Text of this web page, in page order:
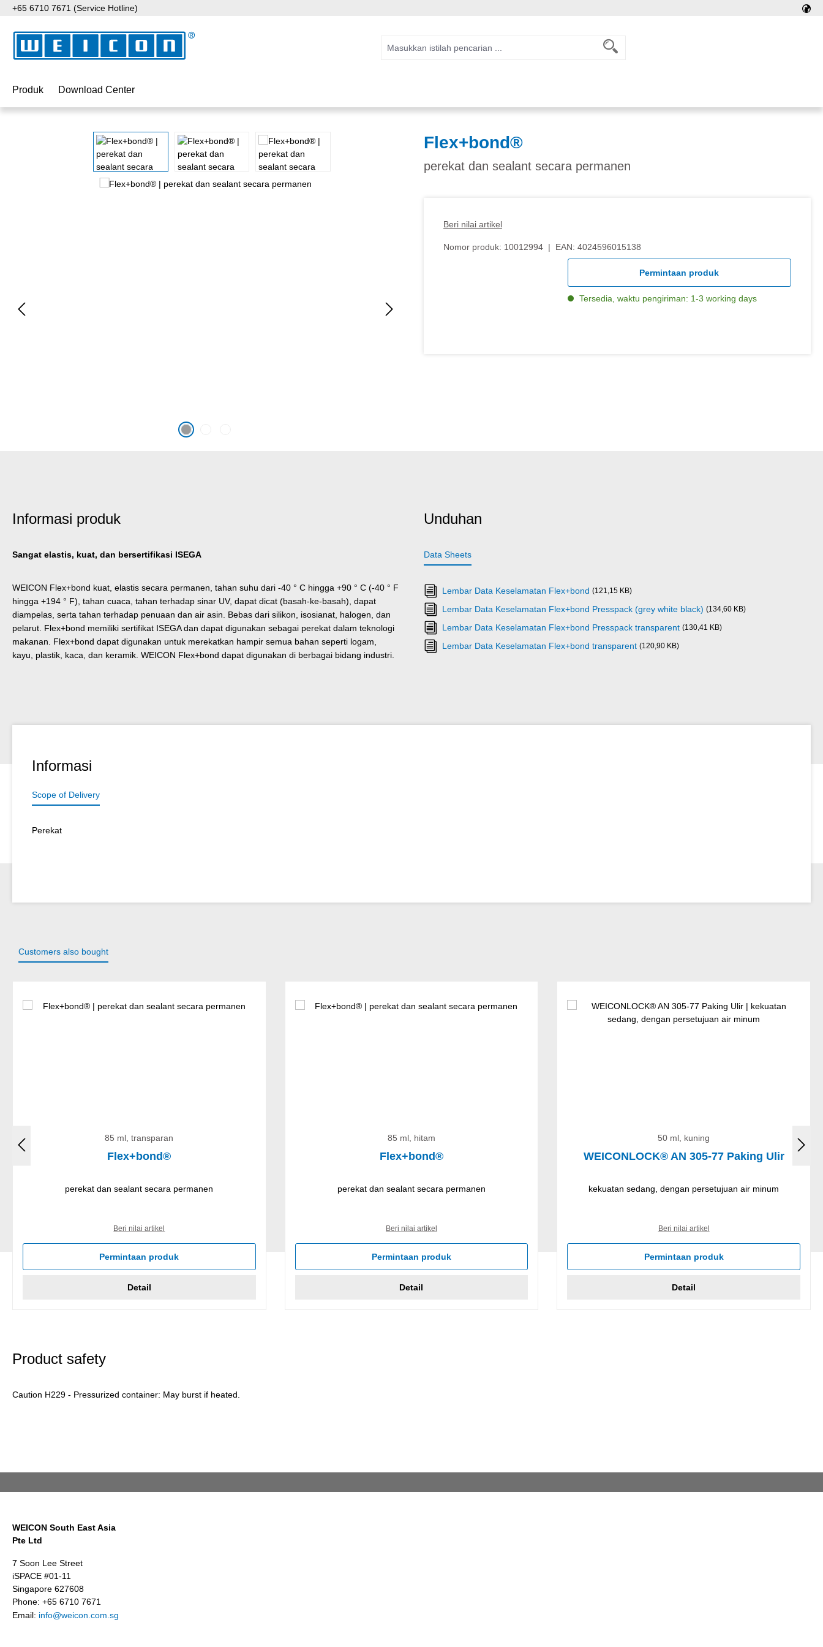
ke konten utama
Lewati ke pencarian
Lewati ke navigasi utama
+65 6710 7671 (Service Hotline)
Produk Download Center
Flex+bond®
perekat dan sealant secara permanen
Beri nilai artikel
Nomor produk: 10012994 | EAN: 4024596015138
Permintaan produk
Tersedia, waktu pengiriman: 1-3 working days
Informasi produk
Sangat elastis, kuat, dan bersertifikasi ISEGA
WEICON Flex+bond kuat, elastis secara permanen, tahan suhu dari -40 ° C hingga +90 ° C (-40 ° F
hingga +194 ° F), tahan cuaca, tahan terhadap sinar UV, dapat dicat (basah-ke-basah), dapat
diampelas, serta tahan terhadap penuaan dan air asin. Bebas dari silikon, isosianat, halogen, dan
pelarut. Flex+bond memiliki sertifikat ISEGA dan dapat digunakan sebagai perekat dalam teknologi
makanan. Flex+bond dapat digunakan untuk merekatkan hampir semua bahan seperti logam,
kayu, plastik, kaca, dan keramik. WEICON Flex+bond dapat digunakan di berbagai bidang industri.
Unduhan
Data Sheets
Lembar Data Keselamatan Flex+bond (121,15 KB)
Lembar Data Keselamatan Flex+bond Presspack (grey white black) (134,60 KB)
Lembar Data Keselamatan Flex+bond Presspack transparent (130,41 KB)
Lembar Data Keselamatan Flex+bond transparent (120,90 KB)
Informasi
Scope of Delivery
Perekat
Customers also bought
85 ml, transparan
Flex+bond®
perekat dan sealant secara permanen
Beri nilai artikel
Permintaan produk
Detail
85 ml, hitam
Flex+bond®
perekat dan sealant secara permanen
Beri nilai artikel
Permintaan produk
Detail
50 ml, kuning
WEICONLOCK® AN 305-77 Paking Ulir
kekuatan sedang, dengan persetujuan air minum
Beri nilai artikel
Permintaan produk
Detail
Product safety
Caution H229 - Pressurized container: May burst if heated.
WEICON South East Asia
Pte Ltd
7 Soon Lee Street
iSPACE #01-11
Singapore 627608
Phone: +65 6710 7671
Email: info@weicon.com.sg